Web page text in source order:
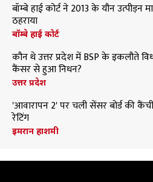
बॉम्बे हाई कोर्ट ने 2013 के यौन
ठहराया
बॉम्बे हाई कोर्ट
कौन थे उत्तर प्रदेश में BSP के इकलौते
कैंसर से हुआ निधन?
उत्तर प्रदेश
'आवारापन 2' पर चली सेंसर बोर्ड की
रेटिंग
इमरान हाशमी